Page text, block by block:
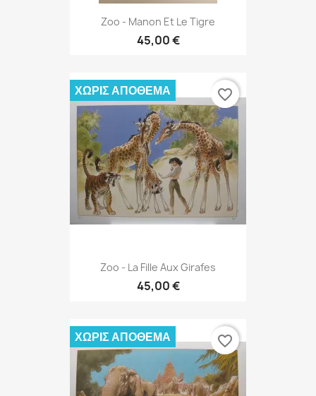
Zoo - Manon Et Le Tigre
45,00 €
Zoo - La Fille Aux Girafes
45,00 €
ΧΩΡΊΣ ΑΠΌΘΕΜΑ favorite_border
ΧΩΡΊΣ ΑΠΌΘΕΜΑ favorite_border